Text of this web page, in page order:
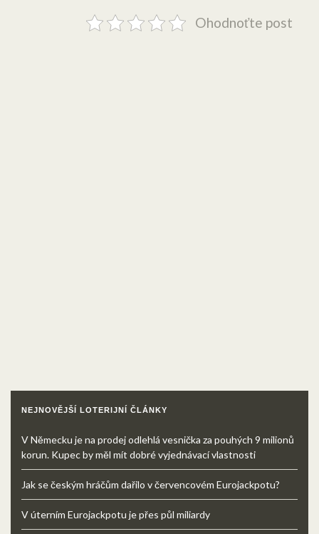
Ohodnoťte post
NEJNOVĚJŠÍ LOTERIJNÍ ČLÁNKY
V Německu je na prodej odlehlá vesnička za pouhých 9 milionů
korun. Kupec by měl mít dobré vyjednávací vlastnosti
Jak se českým hráčům dařilo v červencovém Eurojackpotu?
V úterním Eurojackpotu je přes půl miliardy